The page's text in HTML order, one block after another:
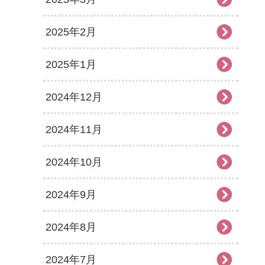
2025年2月
2025年1月
2024年12月
2024年11月
2024年10月
2024年9月
2024年8月
2024年7月